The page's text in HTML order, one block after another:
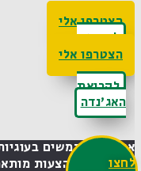
לחצו
הצטרפו אלי
לקריאת
האג'נדה
הצטרפו אלי
לקריאת
האג'נדה
שלך, הצגת הצעות